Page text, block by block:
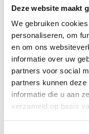
Deze website maakt
We gebruiken
personaliseren, om
en om ons
informatie over uw
partners voor social
partners kunnen
informatie die u aan
verzameld op basis
Ik geef toestemming
verwerken en
privacyverklaring .
verzenden